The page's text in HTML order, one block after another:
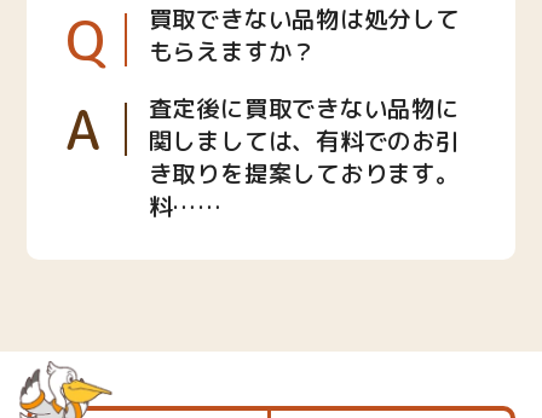
Q
買取できない品物は処分して
もらえますか？
A
査定後に買取できない品物に
関しましては、有料でのお引
き取りを提案しております。
料……